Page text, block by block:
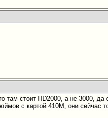
там стоит HD2000, а не 3000,
с картой 410М, они сейчас